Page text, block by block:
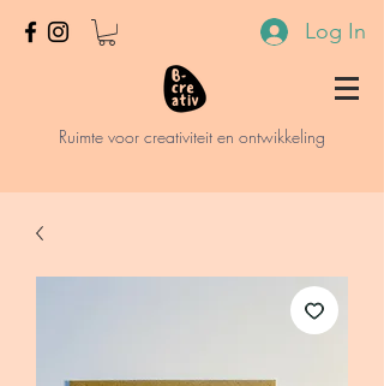
Log In
Ruimte voor creativiteit en ontwikkeling